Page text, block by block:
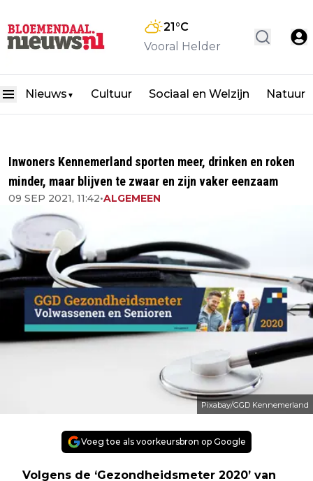
21°C
Vooral Helder
Nieuws ▼ Cultuur Sociaal en Welzijn Natuur
Inwoners Kennemerland sporten meer, drinken en roken
minder, maar blijven te zwaar en zijn vaker eenzaam
09 SEP 2021, 11:42•ALGEMEEN
Pixabay/GGD Kennemerland
Voeg toe als voorkeursbron op Google
Volgens de ‘Gezondheidsmeter 2020’ van